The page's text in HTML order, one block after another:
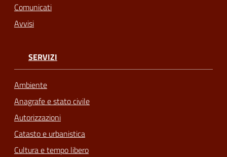
Comunicati
Avvisi
SERVIZI
Ambiente
Anagrafe e stato civile
Autorizzazioni
Catasto e urbanistica
Cultura e tempo libero